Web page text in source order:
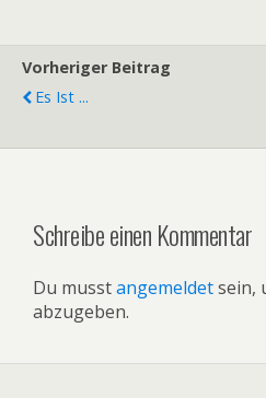
Vorheriger Beitrag
Es Ist ...
Schreibe einen Kommentar
Du musstangemeldetsein,
abzugeben.